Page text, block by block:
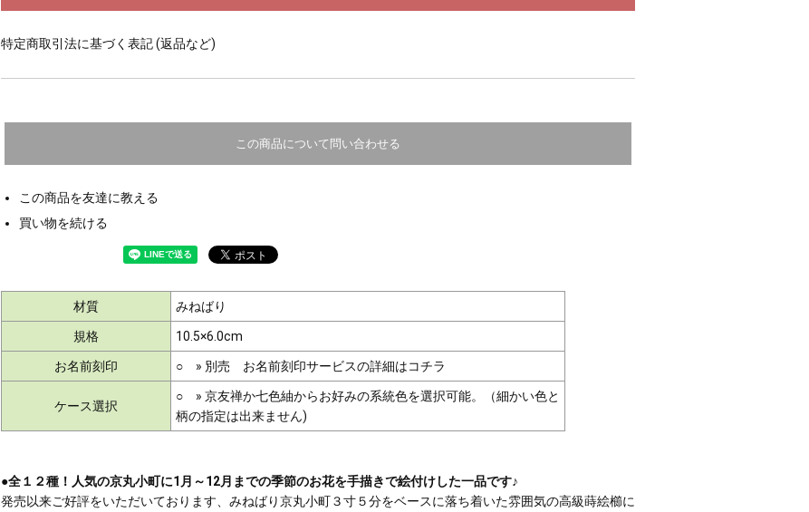
特定商取引法に基づく表記 (返品など)
この商品について問い合わせる
この商品を友達に教える
買い物を続ける
材質 みねばり
規格 10.5×6.0cm
お名前刻印 ○ » 別売 お名前刻印サービスの詳細はコチラ
ケース選択
○ » 京友禅か七色紬からお好みの系統色を選択可能。（細かい色と
柄の指定は出来ません)
●全１２種！人気の京丸小町に1月～12月までの季節のお花を手描きで絵付けした一品です♪
発売以来ご好評をいただいております、みねばり京丸小町３寸５分をベースに落ち着いた雰囲気の高級蒔絵櫛に